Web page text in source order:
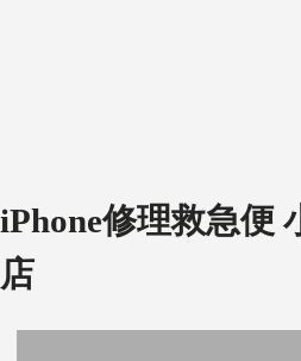
iPhone修理救急便
店